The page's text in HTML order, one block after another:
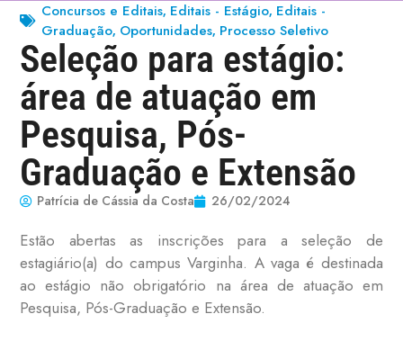
Concursos e Editais, Editais - Estágio, Editais -
Graduação, Oportunidades, Processo Seletivo
Seleção para estágio:
área de atuação em
Pesquisa, Pós-
Graduação e Extensão
Patrícia de Cássia da Costa 26/02/2024
Estão abertas as inscrições para a seleção de
estagiário(a) do campus Varginha. A vaga é destinada
ao estágio não obrigatório na área de atuação em
Pesquisa, Pós-Graduação e Extensão.